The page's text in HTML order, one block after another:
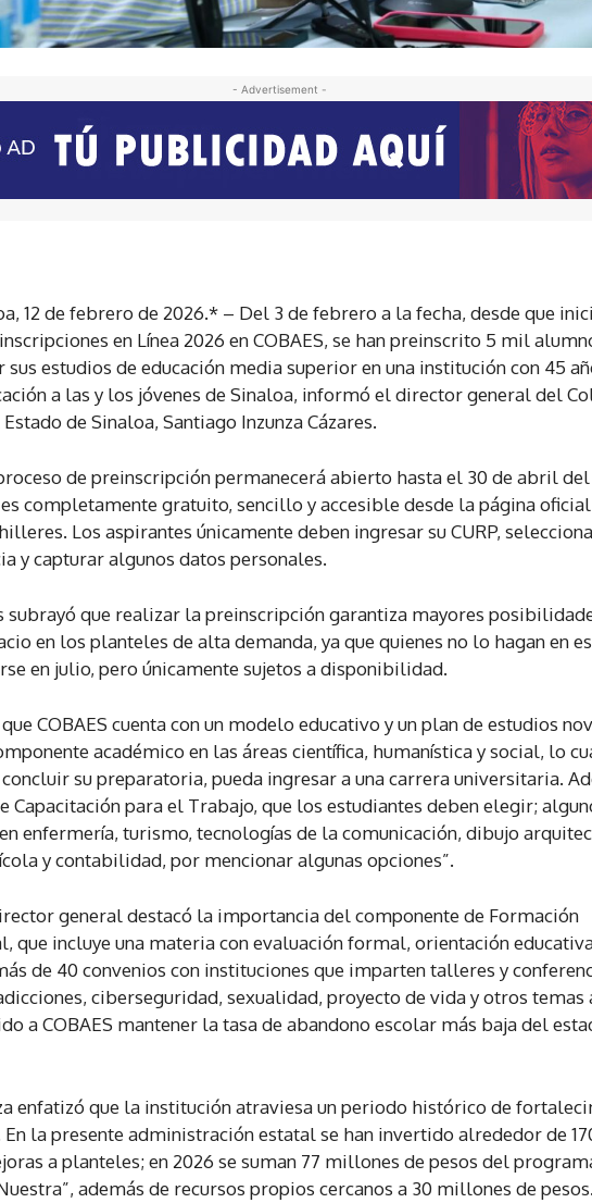
- Advertisement -
12 de febrero de 2026.* – Del 3 de febrero a la fecha, desde que
en Línea 2026 en COBAES, se han preinscrito 5 mil
sus estudios de educación media superior en una institución con 45
a las y los jóvenes de Sinaloa, informó el director general del
de Sinaloa, Santiago Inzunza Cázares.
de preinscripción permanecerá abierto hasta el 30 de abril
completamente gratuito, sencillo y accesible desde la página
Los aspirantes únicamente deben ingresar su CURP,
y capturar algunos datos personales.
subrayó que realizar la preinscripción garantiza mayores
en los planteles de alta demanda, ya que quienes no lo hagan en
en julio, pero únicamente sujetos a disponibilidad.
COBAES cuenta con un modelo educativo y un plan de estudios
académico en las áreas científica, humanística y social, lo
su preparatoria, pueda ingresar a una carrera universitaria.
Capacitación para el Trabajo, que los estudiantes deben elegir;
enfermería, turismo, tecnologías de la comunicación, dibujo
y contabilidad, por mencionar algunas opciones”.
general destacó la importancia del componente de Formación
que incluye una materia con evaluación formal, orientación
de 40 convenios con instituciones que imparten talleres y
ciberseguridad, sexualidad, proyecto de vida y otros temas
a COBAES mantener la tasa de abandono escolar más baja del
enfatizó que la institución atraviesa un periodo histórico de
la presente administración estatal se han invertido alrededor de
a planteles; en 2026 se suman 77 millones de pesos del
además de recursos propios cercanos a 30 millones de